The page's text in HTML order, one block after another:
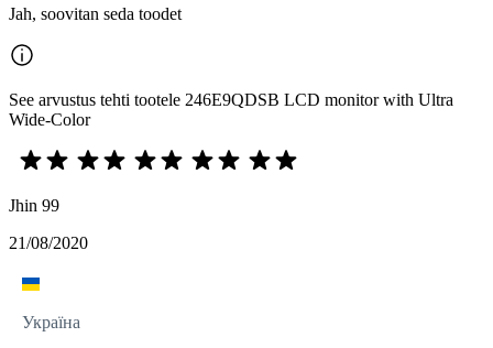
Jah, soovitan seda toodet
See arvustus tehti tootele 246E9QDSB LCD monitor with Ultra
Wide-Color
Jhin 99
21/08/2020
Україна